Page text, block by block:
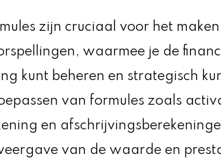
zijn cruciaal voor het
waarmee je de
kunt beheren en strategisch
van formules zoals
en
van de waarde en